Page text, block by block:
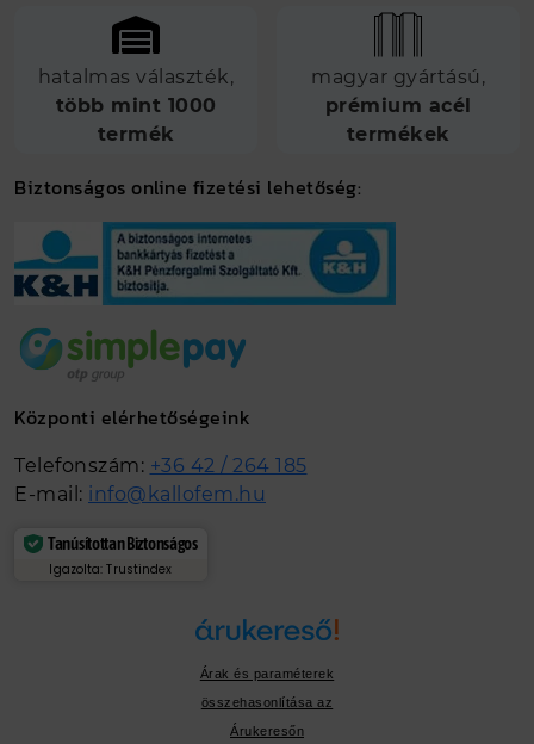
hatalmas választék,
több mint 1000
termék
magyar gyártású,
prémium acél
termékek
Biztonságos online fizetési lehetőség:
Központi elérhetőségeink
Telefonszám: +36 42 / 264 185
E-mail: info@kallofem.hu
Tanúsítottan Biztonságos
Igazolta: Trustindex
Árak és paraméterek
összehasonlítása az
Árukeresőn